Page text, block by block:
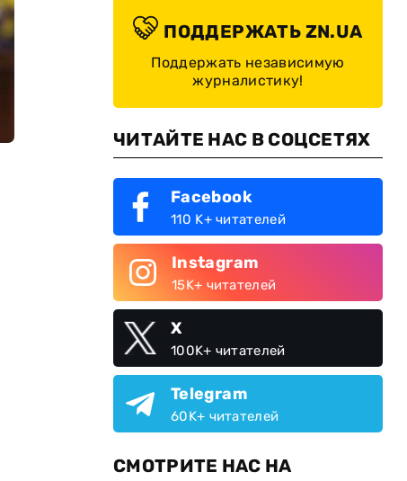
ПОДДЕРЖАТЬ ZN.UA
Поддержать независимую
журналистику!
ЧИТАЙТЕ НАС В СОЦСЕТЯХ
Facebook
110 K+ читателей
Instagram
15K+ читателей
X
100K+ читателей
Telegram
60K+ читателей
СМОТРИТЕ НАС НА